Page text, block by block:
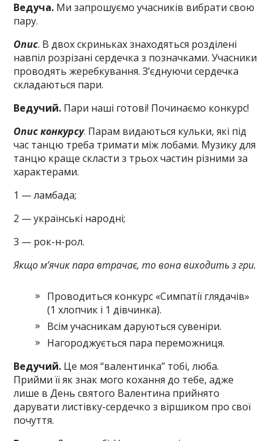
Ведуча. Ми запрошуємо учасників вибрати свою
пару.
Опис. В двох скриньках знаходяться розділені
навпіл розрізані сердечка з позначками. Учасники
проводять жеребкування. З’єднуючи сердечка
складаються пари.
Ведучий. Пари наші готові! Починаємо конкурс!
Опис конкурсу. Парам видаються кульки, які під
час танцю треба тримати між лобами. Музику для
танцю краще скласти з трьох частин різними за
характерами.
1 — ламбада;
2 — українські народні;
3 — рок-н-рол.
Якщо м’ячик пара втрачає, то вона виходить з гри.
Проводиться конкурс «Симпатії глядачів»
(1 хлопчик і 1 дівчинка).
Всім учасникам даруються сувеніри.
Нагороджується пара переможниця.
Ведучий. Це моя “валентинка” тобі, люба.
Прийми її як знак мого кохання до тебе, адже
лише в День святого Валентина прийнято
дарувати листівку-сердечко з віршиком про свої
почуття.